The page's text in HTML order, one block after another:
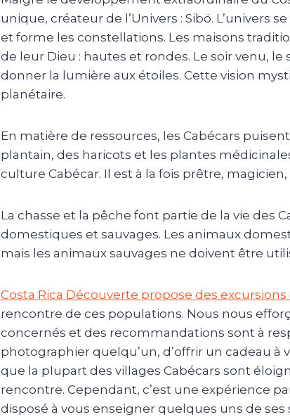
unique, créateur de l’Univers : Sibö. L’univers
et forme les constellations. Les maisons
de leur Dieu : hautes et rondes. Le soir venu,
donner la lumière aux étoiles. Cette vision
planétaire.
En matière de ressources, les Cabécars
plantain, des haricots et les plantes
culture Cabécar. Il est à la fois prêtre,
La chasse et la pêche font partie de la vie des
domestiques et sauvages. Les animaux
mais les animaux sauvages ne doivent être
Costa Rica Découverte propose des
rencontre de ces populations. Nous nous
concernés et des recommandations sont à
photographier quelqu’un, d’offrir un cadeau à
que la plupart des villages Cabécars sont
rencontre. Cependant, c’est une expérience
disposé à vous enseigner quelques uns de ses